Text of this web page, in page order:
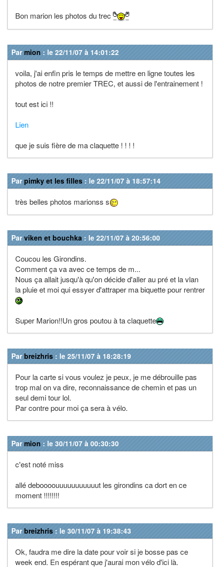
Bon marion les photos du trec
Parmion : le 22/11/07 à 14:01:22
voila, j'ai enfin pris le temps de mettre en ligne toutes les
photos de notre premier TREC, et aussi de l'entrainement !
tout est ici !!
Lien
que je suis fière de ma claquette ! ! ! !
Parpimky et les filles : le 22/11/07 à 18:57:14
très belles photos marionss s
Parviken et bouchka : le 22/11/07 à 20:56:00
Coucou les Girondins.
Comment ça va avec ce temps de m...
Nous ça allait jusqu'à qu'on décide d'aller au pré et la vlan
la pluie et moi qui essyer d'attraper ma biquette pour rentrer
Super Marion!!Un gros poutou à ta claquette
Parbreizhris : le 25/11/07 à 18:28:19
Pour la carte si vous voulez je peux, je me débrouille pas
trop mal on va dire, reconnaissance de chemin et pas un
seul demi tour lol.
Par contre pour moi ça sera à vélo.
Parmion : le 30/11/07 à 00:30:30
c'est noté miss
allé deboooouuuuuuuuuuut les girondins ca dort en ce
moment !!!!!!!!
Parbreizhris : le 30/11/07 à 19:38:43
Ok, faudra me dire la date pour voir si je bosse pas ce
week end. En espérant que j'aurai mon vélo d'ici là.